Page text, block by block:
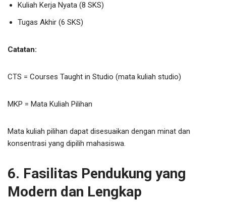
Kuliah Kerja Nyata (8 SKS)
Tugas Akhir (6 SKS)
Catatan:
CTS = Courses Taught in Studio (mata kuliah studio)
MKP = Mata Kuliah Pilihan
Mata kuliah pilihan dapat disesuaikan dengan minat dan
konsentrasi yang dipilih mahasiswa.
6. Fasilitas Pendukung yang
Modern dan Lengkap